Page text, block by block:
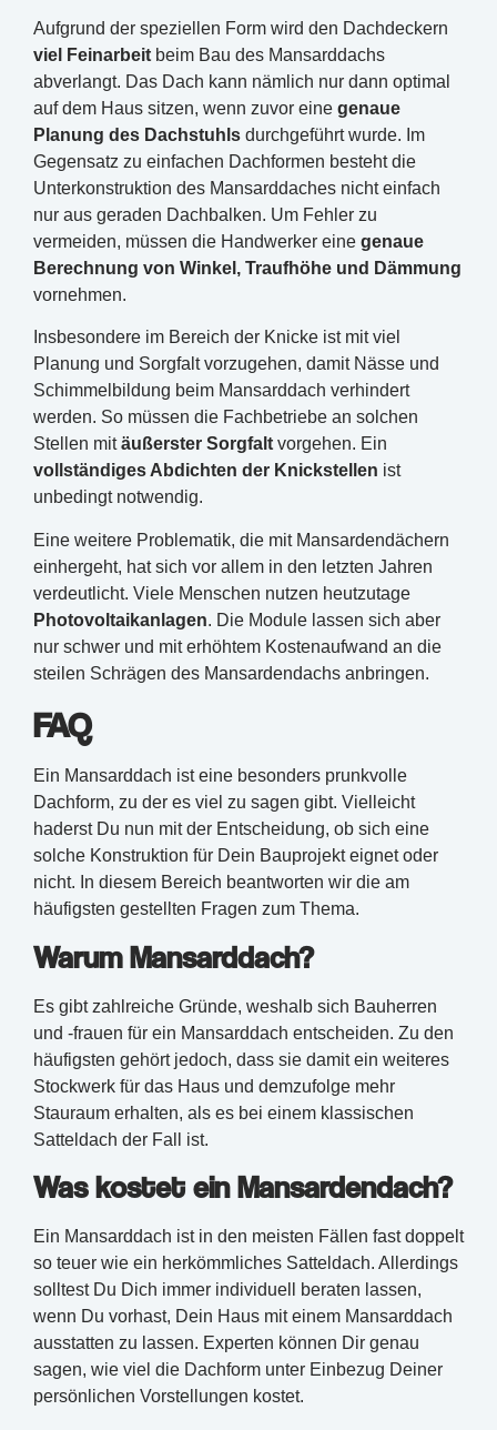
Aufgrund der speziellen Form wird den Dachdeckern
viel Feinarbeit beim Bau des Mansarddachs
abverlangt. Das Dach kann nämlich nur dann optimal
auf dem Haus sitzen, wenn zuvor eine genaue
Planung des Dachstuhls durchgeführt wurde. Im
Gegensatz zu einfachen Dachformen besteht die
Unterkonstruktion des Mansarddaches nicht einfach
nur aus geraden Dachbalken. Um Fehler zu
vermeiden, müssen die Handwerker eine genaue
Berechnung von Winkel, Traufhöhe und Dämmung
vornehmen.
Insbesondere im Bereich der Knicke ist mit viel
Planung und Sorgfalt vorzugehen, damit Nässe und
Schimmelbildung beim Mansarddach verhindert
werden. So müssen die Fachbetriebe an solchen
Stellen mitäußerster Sorgfalt vorgehen. Ein
vollständiges Abdichten der Knickstellen ist
unbedingt notwendig.
Eine weitere Problematik, die mit Mansardendächern
einhergeht, hat sich vor allem in den letzten Jahren
verdeutlicht. Viele Menschen nutzen heutzutage
Photovoltaikanlagen. Die Module lassen sich aber
nur schwer und mit erhöhtem Kostenaufwand an die
steilen Schrägen des Mansardendachs anbringen.
FAQ
Ein Mansarddach ist eine besonders prunkvolle
Dachform, zu der es viel zu sagen gibt. Vielleicht
haderst Du nun mit der Entscheidung, ob sich eine
solche Konstruktion für Dein Bauprojekt eignet oder
nicht. In diesem Bereich beantworten wir die am
häufigsten gestellten Fragen zum Thema.
Warum Mansarddach?
Es gibt zahlreiche Gründe, weshalb sich Bauherren
und -frauen für ein Mansarddach entscheiden. Zu den
häufigsten gehört jedoch, dass sie damit ein weiteres
Stockwerk für das Haus und demzufolge mehr
Stauraum erhalten, als es bei einem klassischen
Satteldach der Fall ist.
Was kostet ein Mansardendach?
Ein Mansarddach ist in den meisten Fällen fast doppelt
so teuer wie ein herkömmliches Satteldach. Allerdings
solltest Du Dich immer individuell beraten lassen,
wenn Du vorhast, Dein Haus mit einem Mansarddach
ausstatten zu lassen. Experten können Dir genau
sagen, wie viel die Dachform unter Einbezug Deiner
persönlichen Vorstellungen kostet.